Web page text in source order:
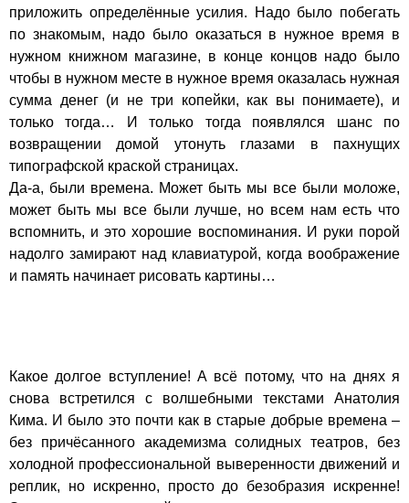
приложить определённые усилия. Надо было побегать
по знакомым, надо было оказаться в нужное время в
нужном книжном магазине, в конце концов надо было
чтобы в нужном месте в нужное время оказалась нужная
сумма денег (и не три копейки, как вы понимаете), и
только тогда… И только тогда появлялся шанс по
возвращении домой утонуть глазами в пахнущих
типографской краской страницах.
Да-а, были времена. Может быть мы все были моложе,
может быть мы все были лучше, но всем нам есть что
вспомнить, и это хорошие воспоминания. И руки порой
надолго замирают над клавиатурой, когда воображение
и память начинает рисовать картины…
Какое долгое вступление! А всё потому, что на днях я
снова встретился с волшебными текстами Анатолия
Кима. И было это почти как в старые добрые времена –
без причёсанного академизма солидных театров, без
холодной профессиональной выверенности движений и
реплик, но искренно, просто до безобразия искренне!